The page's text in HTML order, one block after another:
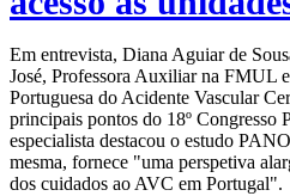
Em entrevista, Diana Aguiar de
José, Professora Auxiliar na FMUL
Portuguesa do Acidente Vascular
principais pontos do 18º Congresso
especialista destacou o estudo
mesma, fornece "uma perspetiva
dos cuidados ao AVC em Portugal".